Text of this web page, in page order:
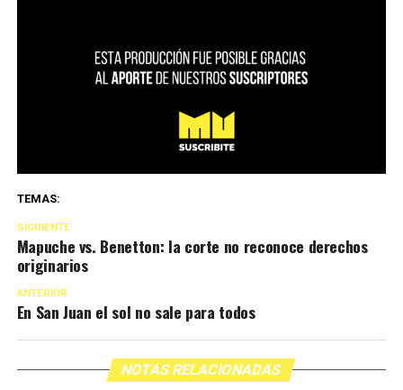
TEMAS:
SIGUIENTE
Mapuche vs. Benetton: la corte no reconoce derechos
originarios
ANTERIOR
En San Juan el sol no sale para todos
NOTAS RELACIONADAS